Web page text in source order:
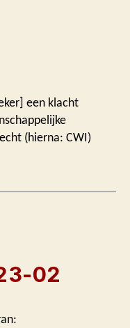
een klacht
(hierna: CWI)
02